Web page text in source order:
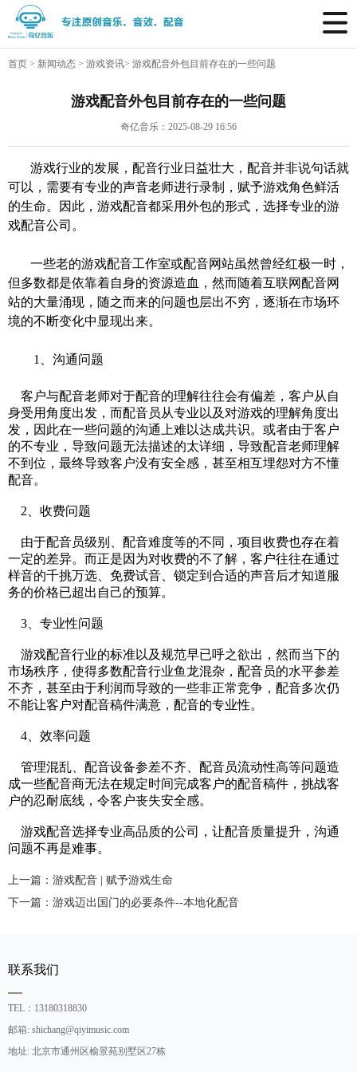
首页 > 新闻动态 > 游戏资讯> 游戏配音外包目前存在的一些问题
游戏配音外包目前存在的一些问题
奇亿音乐：2025-08-29 16:56
游戏行业的发展，配音行业日益壮大，配音并非说句话就
可以，需要有专业的声音老师进行录制，赋予游戏角色鲜活
的生命。因此，游戏配音都采用外包的形式，选择专业的游
戏配音公司 。
一些老的游戏配音工作室或配音网站虽然曾经红极一时，
但多数都是依靠着自身的资源造血，然而随着互联网配音网
站的大量涌现，随之而来的问题也层出不穷，逐渐在市场环
境的不断变化中显现出来。
1、 沟通问题
客户与配音老师对于配音的理解往往会有偏差，客户从自
身受用角度出发，而配音员从专业以及对游戏的理解角度出
发，因此在一些问题的沟通上难以达成共识。或者由于客户
的不专业，导致问题无法描述的太详细，导致配音老师理解
不到位，最终导致客户没有安全感，甚至相互埋怨对方不懂
配音。
2、收费问题
由于配音员级别、配音难度等的不同，项目收费也存在着
一定的差异。而正是因为对收费的不了解，客户往往在通过
样音的千挑万选、免费试音、锁定到合适的声音后才知道服
务的价格已超出自己的预算。
3、专业性问题
游戏配音行业的标准以及规范早已呼之欲出，然而当下的
市场秩序，使得多数配音行业鱼龙混杂，配音员的水平参差
不齐，甚至由于利润而导致的一些非正常竞争，配音多次仍
不能让客户对配音稿件满意，配音的专业性。
4、效率问题
管理混乱、配音设备参差不齐、配音员流动性高等问题造
成一些配音商无法在规定时间完成客户的配音稿件，挑战客
户的忍耐底线，令客户丧失安全感。
游戏配音选择专业高品质的公司，让配音质量提升，沟通
问题不再是难事。
上一篇：游戏配音 | 赋予游戏生命
下一篇：游戏迈出国门的必要条件--本地化配音
联系我们
TEL：13180318830
邮箱: shichang@qiyimusic.com
地址: 北京市通州区榆景苑别墅区27栋